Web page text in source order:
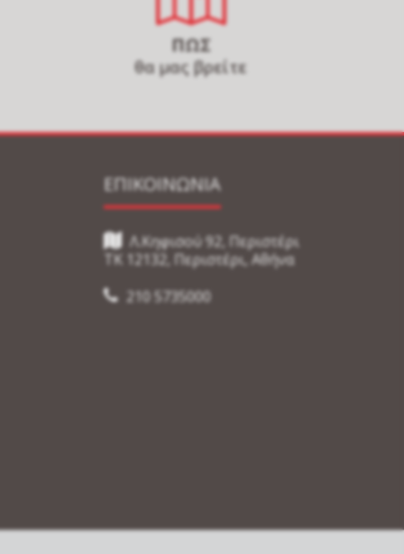
ΠΩΣ
θα μας βρείτε
ΕΠΙΚΟΙΝΩΝΙΑ
Λ.Κηφισού 92, Περιστέρι
TK 12132, Περιστέρι, Αθήνα
210 5735000